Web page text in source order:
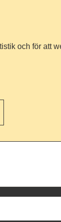
och för att